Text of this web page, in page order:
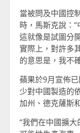
當被問及中國控
時，馬斯克說：
這就像是試圖分
實際上，對許多
的意思是，我不
蘋果於9月宣佈
少對中國製造的
加州、德克薩斯
“我們在中國擴